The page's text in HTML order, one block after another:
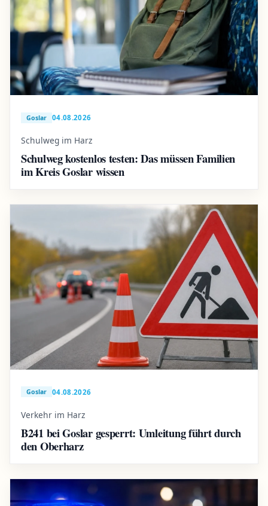
Goslar 04.08.2026
Schulweg im Harz
Schulweg kostenlos testen: Das müssen Familien
im Kreis Goslar wissen
Goslar 04.08.2026
Verkehr im Harz
B241 bei Goslar gesperrt: Umleitung führt durch
den Oberharz